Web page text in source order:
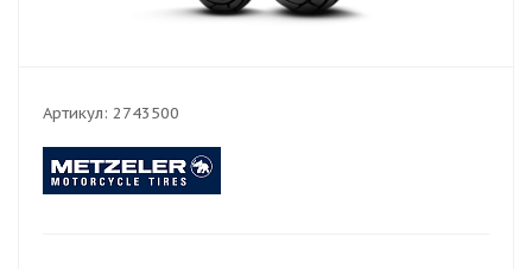
Артикул: 2743500